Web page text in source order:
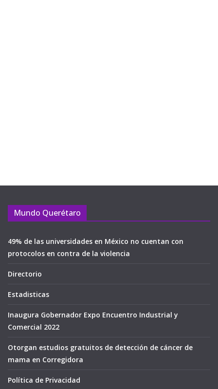
Mundo Querétaro
49% de las universidades en México no cuentan con
protocolos en contra de la violencia
Directorio
Estadisticas
Inaugura Gobernador Expo Encuentro Industrial y
Comercial 2022
Otorgan estudios gratuitos de detección de cáncer de
mama en Corregidora
Política de Privacidad